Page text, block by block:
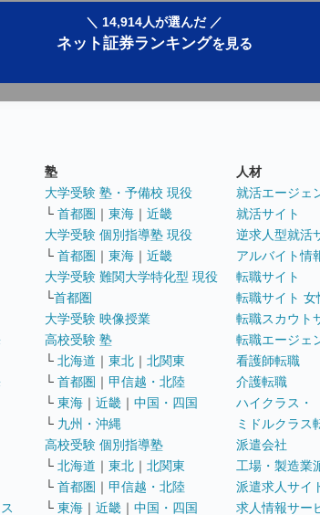
＼ 14,914人が選んだ ／
ネット証券ランキングを見る
塾
大学受験 塾・予備校 現役
└ 首都圏 ｜ 東海 ｜ 近畿
大学受験 個別指導塾 現役
└ 首都圏 ｜ 東海 ｜ 近畿
大学受験 難関大学特化型 現役
└首都圏
大学受験 映像授業
高校受験 塾
└ 北海道 ｜ 東北 ｜ 北関東
└ 首都圏 ｜ 甲信越・北陸
└ 東海 ｜ 近畿 ｜ 中国・四国
└ 九州・沖縄
高校受験 個別指導塾
└ 北海道 ｜ 東北 ｜ 北関東
└ 首都圏 ｜ 甲信越・北陸
└ 東海 ｜ 近畿 ｜ 中国・四国
人材
就活エージェ
就活サイト
逆求人型就活
アルバイト情
転職サイト
転職サイト 女
転職スカウト
転職エージェ
看護師転職
介護転職
ハイクラス・
ミドルクラス
派遣会社
工場・製造業
派遣求人サイ
求人情報サー